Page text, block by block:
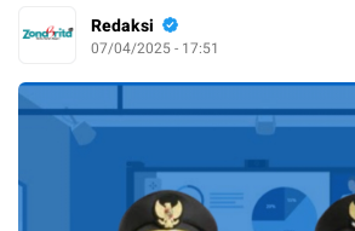
Redaksi
07/04/2025 - 17:51